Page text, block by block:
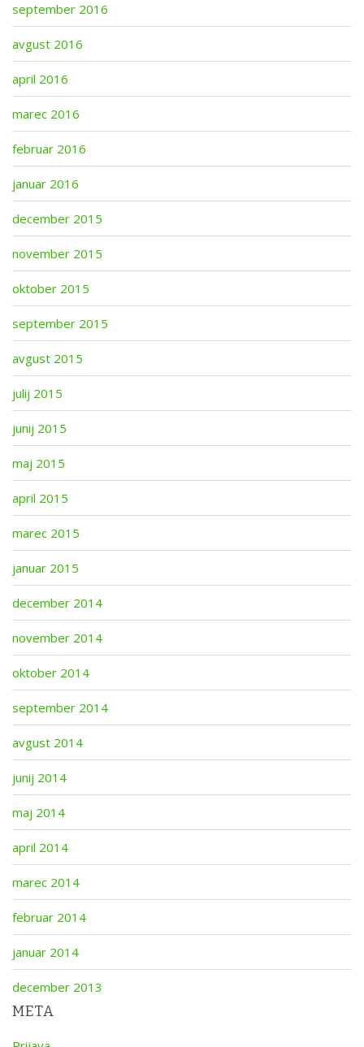
september 2016
avgust 2016
april 2016
marec 2016
februar 2016
januar 2016
december 2015
november 2015
oktober 2015
september 2015
avgust 2015
julij 2015
junij 2015
maj 2015
april 2015
marec 2015
januar 2015
december 2014
november 2014
oktober 2014
september 2014
avgust 2014
junij 2014
maj 2014
april 2014
marec 2014
februar 2014
januar 2014
december 2013
META